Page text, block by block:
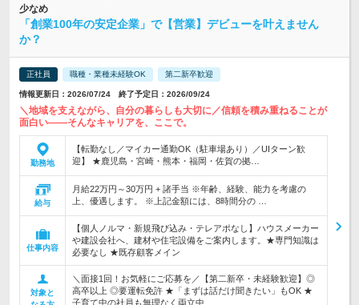
少なめ
「創業100年の安定企業」で【営業】デビューを叶えません
か？
正社員 職種・業種未経験OK 第二新卒歓迎
情報更新日：2026/07/24 終了予定日：2026/09/24
＼地域を支えながら、自分の暮らしも大切に／信頼を積み重ねることが
面白い――そんなキャリアを、ここで。
勤務地
【転勤なし／マイカー通勤OK（駐車場あり）／UIターン歓
迎】 ★鹿児島・宮崎・熊本・福岡・佐賀の拠…
給与
月給22万円～30万円 + 諸手当 ※年齢、経験、能力を考慮の
上、優遇します。 ※上記金額には、8時間分の …
仕事内容
【個人ノルマ・新規飛び込み・テレアポなし】ハウスメーカー
や建設会社へ、建材や住宅設備をご案内します。★専門知識は
必要なし ★既存顧客メイン
対象と
＼面接1回！お気軽にご応募を／【第二新卒・未経験歓迎】◎
高卒以上 ◎要運転免許 ★「まずは話だけ聞きたい」もOK ★
子育て中の社員も無理なく両立中